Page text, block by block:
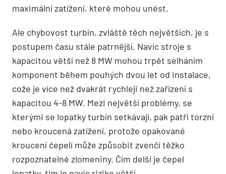
maximální zatížení, které mohou unést.
Ale chybovost turbín, zvláště těch největších, je s
postupem času stále patrnější. Navíc stroje s
kapacitou větší než 8 MW mohou trpět selháním
komponent během pouhých dvou let od instalace,
cože je více než dvakrát rychleji než zařízení s
kapacitou 4-8 MW. Mezi největší problémy, se
kterými se lopatky turbín setkávají, pak patří torzní
nebo kroucená zatížení, protože opakované
kroucení čepelí může způsobit zvenčí těžko
rozpoznatelné zlomeniny. Čím delší je čepel